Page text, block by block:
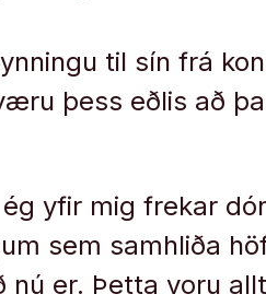
til sín frá
þess eðlis að
yfir mig frekar
sem samhliða
nú er. Þetta voru